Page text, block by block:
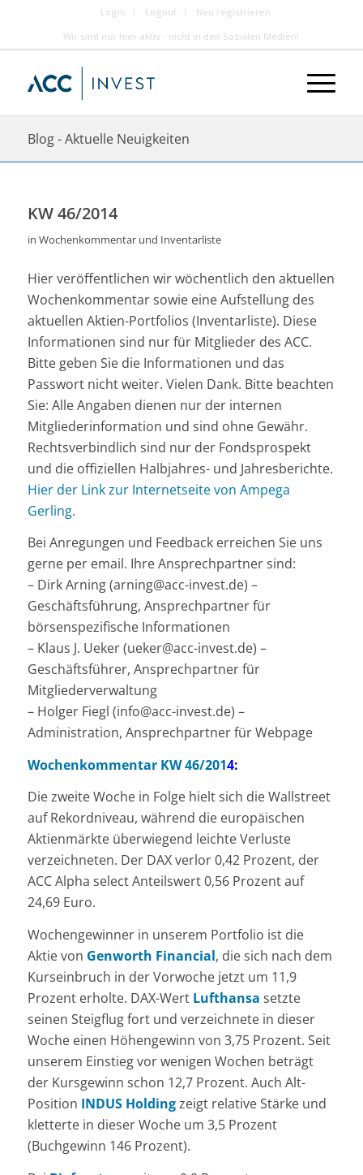
Login Logout
Neu registrieren
Wir sind nur hier aktiv - nicht in den Sozialen Medien!
Blog - Aktuelle Neuigkeiten
KW 46/2014
in Wochenkommentar und Inventarliste
Hier veröffentlichen wir wöchentlich den aktuellen
Wochenkommentar sowie eine Aufstellung des
aktuellen Aktien-Portfolios (Inventarliste). Diese
Informationen sind nur für Mitglieder des ACC.
Bitte geben Sie die Informationen und das
Passwort nicht weiter. Vielen Dank. Bitte beachten
Sie: Alle Angaben dienen nur der internen
Mitgliederinformation und sind ohne Gewähr.
Rechtsverbindlich sind nur der Fondsprospekt
und die offiziellen Halbjahres- und Jahresberichte.
Hier der Link zur Internetseite von Ampega
Gerling.
Bei Anregungen und Feedback erreichen Sie uns
gerne per email. Ihre Ansprechpartner sind:
– Dirk Arning (arning@acc-invest.de) –
Geschäftsführung, Ansprechpartner für
börsenspezifische Informationen
– Klaus J. Ueker (ueker@acc-invest.de) –
Geschäftsführer, Ansprechpartner für
Mitgliederverwaltung
– Holger Fiegl (info@acc-invest.de) –
Administration, Ansprechpartner für Webpage
Wochenkommentar KW 46/2014:
Die zweite Woche in Folge hielt sich die Wallstreet
auf Rekordniveau, während die europäischen
Aktienmärkte überwiegend leichte Verluste
verzeichneten. Der DAX verlor 0,42 Prozent, der
ACC Alpha select Anteilswert 0,56 Prozent auf
24,69 Euro.
Wochengewinner in unserem Portfolio ist die
Aktie von Genworth Financial, die sich nach dem
Kurseinbruch in der Vorwoche jetzt um 11,9
Prozent erholte. DAX-Wert Lufthansa setzte
seinen Steigflug fort und verzeichnete in dieser
Woche einen Höhengewinn von 3,75 Prozent. Seit
unserem Einstieg vor wenigen Wochen beträgt
der Kursgewinn schon 12,7 Prozent. Auch Alt-
Position INDUS Holdingzeigt relative Stärke und
kletterte in dieser Woche um 3,5 Prozent
(Buchgewinn 146 Prozent).